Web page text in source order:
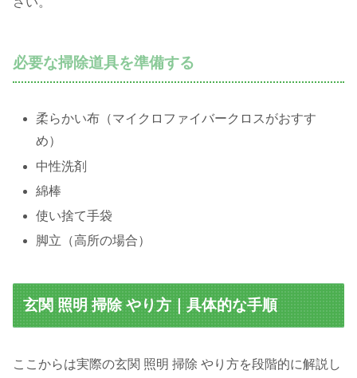
必要な掃除道具を準備する
柔らかい布（マイクロファイバークロスがおすす
め）
中性洗剤
綿棒
使い捨て手袋
脚立（高所の場合）
玄関 照明 掃除 やり方｜具体的な手順
ここからは実際の玄関 照明 掃除 やり方を段階的に解説し